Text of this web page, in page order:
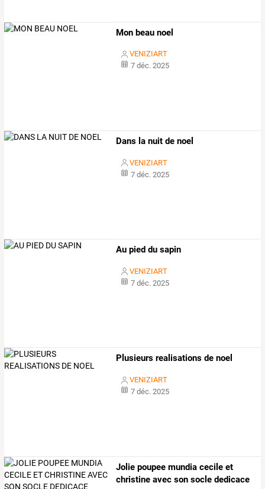
Mon beau noel
VENIZIART
7 déc. 2025
Dans la nuit de noel
VENIZIART
7 déc. 2025
Au pied du sapin
VENIZIART
7 déc. 2025
Plusieurs realisations de noel
VENIZIART
7 déc. 2025
Jolie poupee mundia cecile et
christine avec son socle dedicace